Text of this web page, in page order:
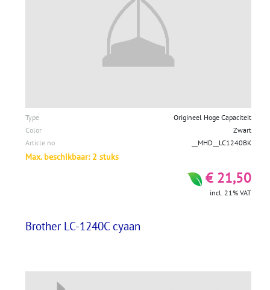
Type
Origineel Hoge Capaciteit
Color
Zwart
Article no
__MHD__LC1240BK
Max. beschikbaar: 2 stuks
€ 21,50
incl. 21% VAT
Brother LC-1240C cyaan